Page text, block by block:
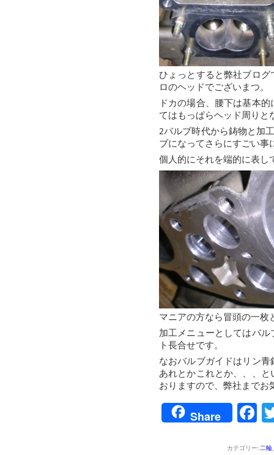
ひょっとすると弊社ブロ
ロのヘッドでございまつ。
ドカの場合、腰下は基本
てはもっぱらヘッド周りと
2バルブ時代から鋳物と加
ブになってさらにすごい事
個人的にそれを端的に表し
マニアの方なら冒頭の一枚
加工メニューとしてはバ
ト長合せです。
なおバルブガイドはリン
あれとかこれとか、、、
おりますので、弊社までお
Share
カテゴリー:二輪,